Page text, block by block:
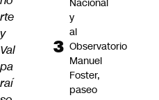
rte
y
Val
pa
raí
Nacional
y
al
Observatorio
Manuel
Foster,
paseo